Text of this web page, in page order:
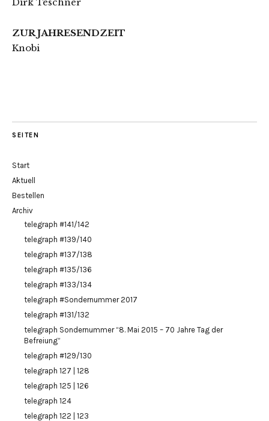
ZUR JAHRESENDZEIT
Knobi
SEITEN
Start
Aktuell
Bestellen
Archiv
telegraph #141/142
telegraph #139/140
telegraph #137/138
telegraph #135/136
telegraph #133/134
telegraph #Sondernummer 2017
telegraph #131/132
telegraph Sondernummer “8. Mai 2015 – 70 Jahre Tag der
Befreiung”
telegraph #129/130
telegraph 127 | 128
telegraph 125 | 126
telegraph 124
telegraph 122 | 123